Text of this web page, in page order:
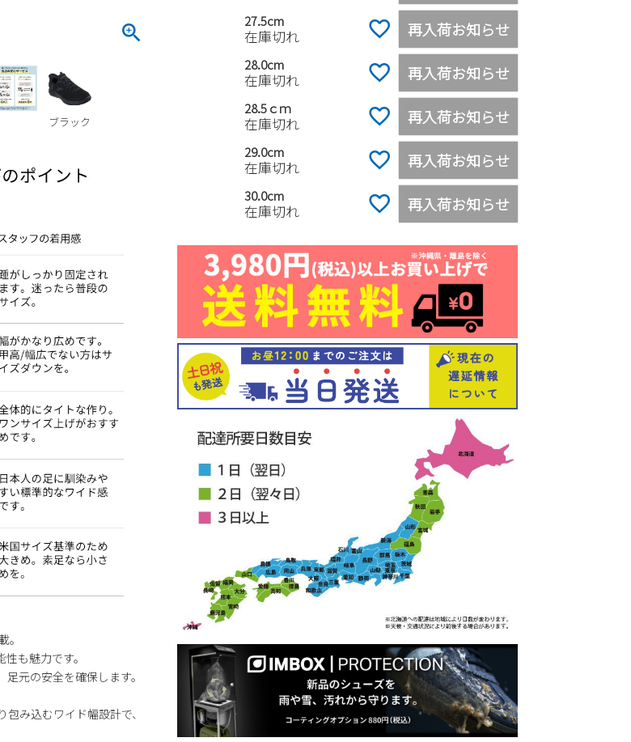
ブラック
。
も魅力です。
元の安全を確保します。
み込むワイド幅設計で、
27.5cm
在庫切れ 再入荷お知らせ
28.0cm
在庫切れ 再入荷お知らせ
28.5ｃｍ
在庫切れ 再入荷お知らせ
29.0cm
在庫切れ 再入荷お知らせ
30.0cm
在庫切れ 再入荷お知らせ